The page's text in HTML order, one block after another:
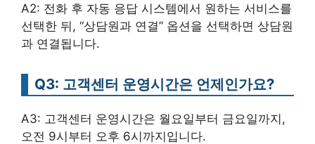
A2: 전화 후 자동 응답 시스템에서 원하는 서비스를
선택한 뒤, “상담원과 연결” 옵션을 선택하면 상담원
과 연결됩니다.
Q3: 고객센터 운영시간은 언제인가요?
A3: 고객센터 운영시간은 월요일부터 금요일까지,
오전 9시부터 오후 6시까지입니다.